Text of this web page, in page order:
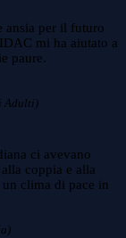
ansia per il futuro
mi ha aiutato a
paure.
Adulti)
ci avevano
coppia e alla
clima di pace in